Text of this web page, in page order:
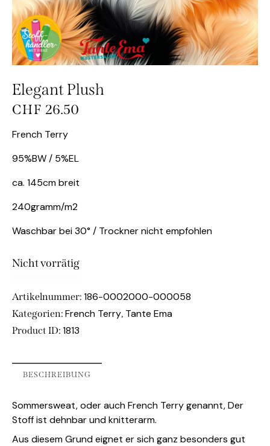
Elegant Plush
CHF 26.50
French Terry
95%BW / 5%EL
ca. 145cm breit
240gramm/m2
Waschbar bei 30° / Trockner nicht empfohlen
Nicht vorrätig
Artikelnummer: 186-0002000-000058
Kategorien: French Terry, Tante Ema
Product ID: 1813
BESCHREIBUNG
Sommersweat, oder auch French Terry genannt, Der
Stoff ist dehnbar und knitterarm.
Aus diesem Grund eignet er sich ganz besonders gut